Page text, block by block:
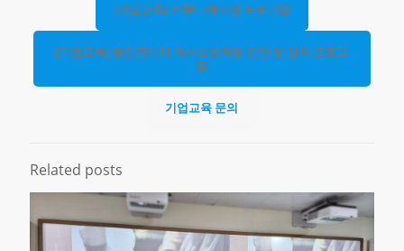
[기업교육] 커뮤니케이션 프로그램
[기업교육] 중간관리자 의사소통역량 진단 및 강의 프로그
램
기업교육 문의
Related posts